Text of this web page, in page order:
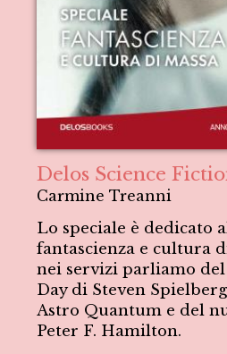
Delos Science
Carmine Treanni
Lo speciale è dedicato
fantascienza e cultura
nei servizi parliamo
Day di Steven
Astro Quantum e del
Peter F. Hamilton.